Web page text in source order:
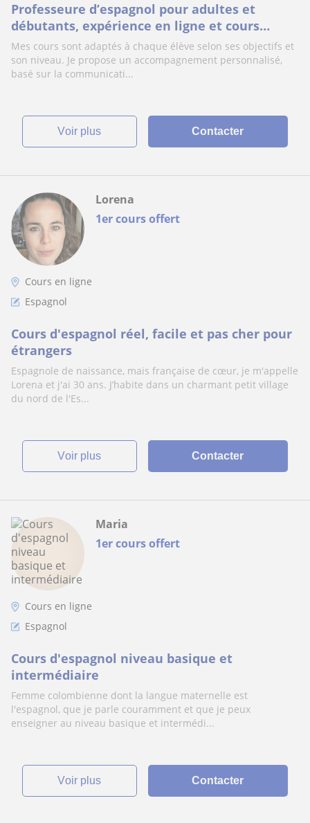
Professeure d’espagnol pour adultes et
débutants, expérience en ligne et cours
interactifs à distance depuis Paris.
Mes cours sont adaptés à chaque élève selon ses objectifs et
son niveau. Je propose un accompagnement personnalisé,
basé sur la communicati...
voir plus Contacter
1er cours offert
Lorena
Cours en ligne
Espagnol
Cours d'espagnol réel, facile et pas cher pour
étrangers
Espagnole de naissance, mais française de cœur, je m'appelle
Lorena et j'ai 30 ans. J’habite dans un charmant petit village
du nord de l'Es...
voir plus Contacter
1er cours offert
Maria
Cours en ligne
Espagnol
Cours d'espagnol niveau basique et
intermédiaire
Femme colombienne dont la langue maternelle est
l'espagnol, que je parle couramment et que je peux
enseigner au niveau basique et intermédi...
voir plus Contacter